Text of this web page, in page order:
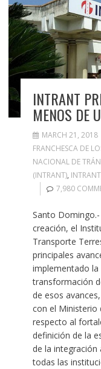
INTRANT
MENOS DE
MARCH 21, 2018
FRANCHESCA DE
NACIONAL DE
(INTRANT), INTRANT
7,980
Santo
creación, el
Transporte
principales
implementado la
transformación
de esos
con el Ministerio
respecto al
definición de la
de la integración
todas las